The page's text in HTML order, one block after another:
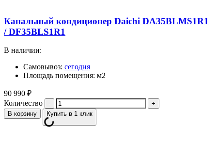
Канальный кондиционер Daichi DA35BLMS1R1
/ DF35BLS1R1
В наличии:
Самовывоз: сегодня
Площадь помещения: м2
90 990 ₽
Количество
В корзину Купить в 1 клик